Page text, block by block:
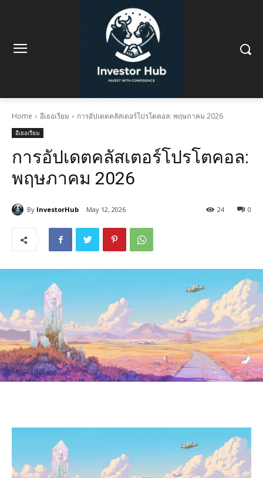
Home อีเธอเรียม การอัปเดตคลัสเตอร์โปรโตคอล: พฤษภาคม 2026
อีเธอเรียม
การอัปเดตคลัสเตอร์โปรโตคอล:
พฤษภาคม 2026
By InvestorHub May 12, 2026 0
24